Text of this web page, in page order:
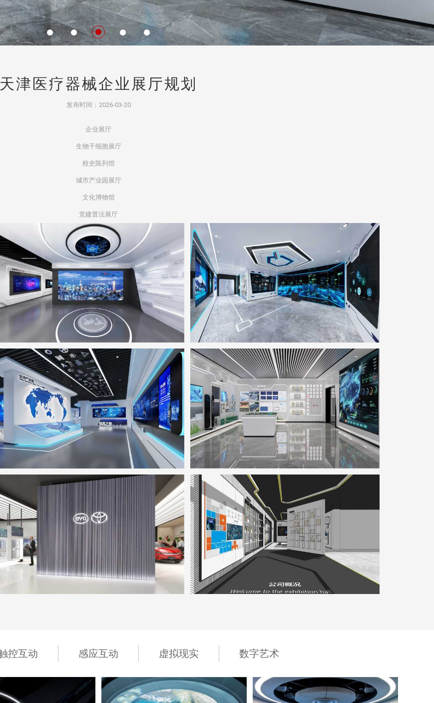
天津医疗器械企业展厅规划
发布时间：2026-03-20
企业展厅
生物干细胞展厅
校史陈列馆
城市产业园展厅
文化博物馆
党建普法展厅
天威视讯展厅
地点：广东省深圳市
SMVIC智能体验厅
地点：上海市
工业互联网&智能制造展示中心
地点：广东省东莞市
科达智慧能源展厅
地点：广东省佛山市
地点：广东省深圳市
深海企业展厅
地点：广东省深圳市
控互动 感应互动 虚拟现实 数字艺术